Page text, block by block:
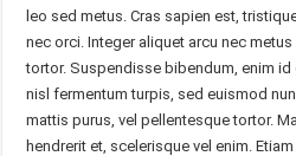
leo sed metus. Cras sapien est,
nec orci. Integer aliquet arcu nec
tortor. Suspendisse bibendum, enim id
nisl fermentum turpis, sed euismod
mattis purus, vel pellentesque tortor.
hendrerit et, scelerisque vel enim.